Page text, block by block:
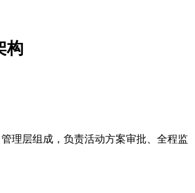
构
理层组成，负责活动方案审批、全程监